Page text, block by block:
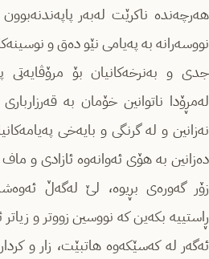
هەرچەندە ناکرێت لەبەر
نووسەرانە بە پەیامی نێو دەق و
جدی و بەنرخەکانیان بۆ
لەمڕۆدا ناتوانین خۆمان بە
نەزانین و لە گرنگی و بایەخی
دەزانین بە هۆی ئەوانەوە ئازادی و
زۆر گەورەی بڕیوە، لێ لەگەڵ
ڕاستییە بکەین کە نووسین زووتر و
ئەگەر لە کەسێکەوە هاتبێت، زار و